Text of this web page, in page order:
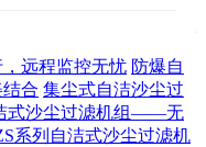
远程监控无忧 防爆自
合 集尘式自洁沙尘过
式沙尘过滤机组——无
系列自洁式沙尘过滤机